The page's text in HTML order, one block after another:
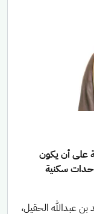
على أن يكون
سكنية
بن عبدالله الحقيل،